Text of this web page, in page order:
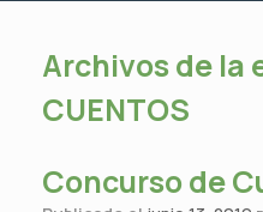
Archivos de la
CUENTOS
Concurso de